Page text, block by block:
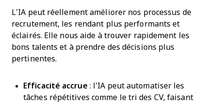
L’IA peut réellement améliorer nos processus de
recrutement, les rendant plus performants et
éclairés. Elle nous aide à trouver rapidement les
bons talents et à prendre des décisions plus
pertinentes.
Efficacité accrue : l’IA peut automatiser les
tâches répétitives comme le tri des CV, faisant